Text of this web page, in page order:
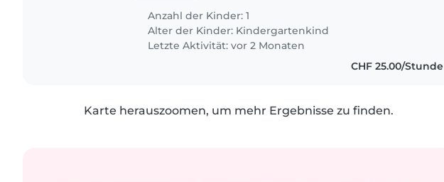
Anzahl der Kinder: 1
Alter der Kinder: Kindergartenkind
Letzte Aktivität: vor 2 Monaten
CHF 25.00/Stunde
Karte herauszoomen, um mehr Ergebnisse zu finden.